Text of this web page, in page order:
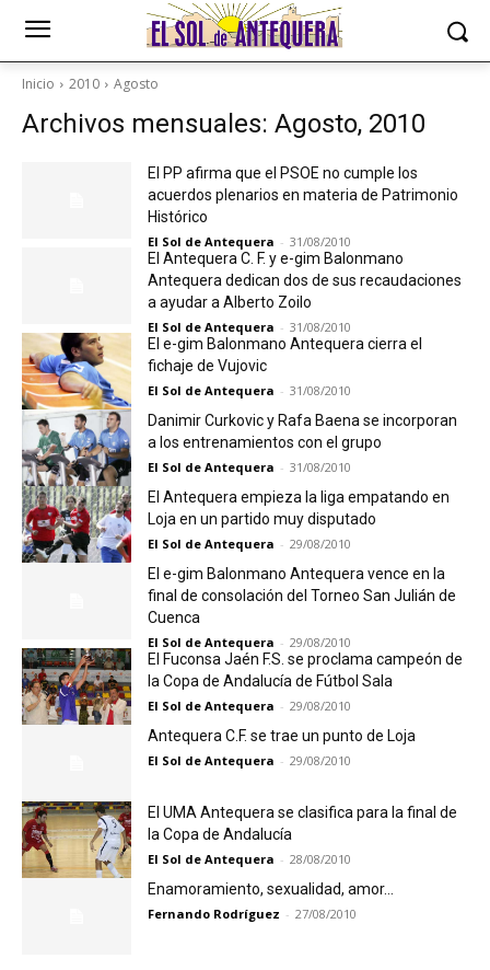
Inicio 2010 Agosto
Archivos mensuales: Agosto, 2010
El PP afirma que el PSOE no cumple los
acuerdos plenarios en materia de Patrimonio
Histórico
El Sol de Antequera - 31/08/2010
El Antequera C. F. y e-gim Balonmano
Antequera dedican dos de sus recaudaciones
a ayudar a Alberto Zoilo
El Sol de Antequera - 31/08/2010
El e-gim Balonmano Antequera cierra el
fichaje de Vujovic
El Sol de Antequera - 31/08/2010
Danimir Curkovic y Rafa Baena se incorporan
a los entrenamientos con el grupo
El Sol de Antequera - 31/08/2010
El Antequera empieza la liga empatando en
Loja en un partido muy disputado
El Sol de Antequera - 29/08/2010
El e-gim Balonmano Antequera vence en la
final de consolación del Torneo San Julián de
Cuenca
El Sol de Antequera - 29/08/2010
El Fuconsa Jaén F.S. se proclama campeón de
la Copa de Andalucía de Fútbol Sala
El Sol de Antequera - 29/08/2010
Antequera C.F. se trae un punto de Loja
El Sol de Antequera - 29/08/2010
El UMA Antequera se clasifica para la final de
la Copa de Andalucía
El Sol de Antequera - 28/08/2010
Enamoramiento, sexualidad, amor…
Fernando Rodríguez - 27/08/2010